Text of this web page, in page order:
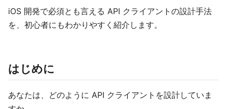
iOS 開発で必須とも言える API クライアントの設計手法
を、初心者にもわかりやすく紹介します。
はじめに
あなたは、どのように API クライアントを設計していま